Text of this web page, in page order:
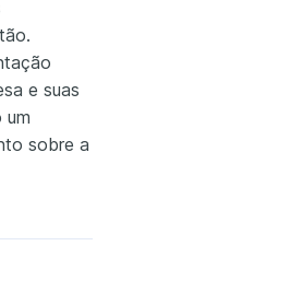
e suas
um
sobre a